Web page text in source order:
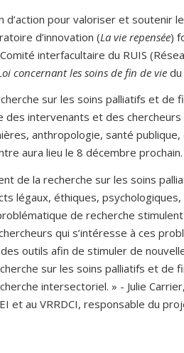
d’action pour valoriser et soutenir
d’innovation (La vie repensée)
interfacultaire du RUIS
concernant les soins de fin de vie du
sur les soins palliatifs et de
des intervenants et des
anthropologie, santé
aura lieu le 8 décembre prochain.
de la recherche sur les soins
légaux, éthiques,
de recherche
qui s’intéresse à ces
outils afin de stimuler de
sur les soins palliatifs et de
intersectoriel. » - Julie
et au VRRDCI, responsable du